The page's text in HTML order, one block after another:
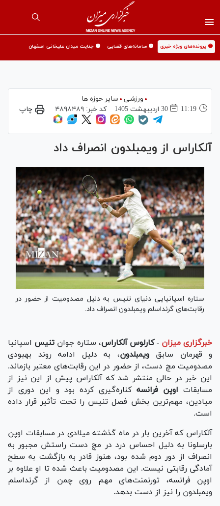
🟡 پرونده‌های ویژه خبری 🟡 سامانه‌های قضایی 🟡 جنایت میدان علیخانی اصفهان
ورزشی
سایر حوزه ها
11:19
30 ارديبهشت 1405 کد خبر:۴۸۹۸۴۸۹ چاپ
آلکاراس از ویمبلدون انصراف داد
ستاره اسپانیایی دنیای تنیس به دلیل مصدومیت از حضور در
رقابت‌های گرنداسلم ویمبلدون انصراف داد.
خبرگزاری میزان - کارلوس آلکاراس، ستاره جوان تنیس اسپانیا
و قهرمان سابقویمبلدون، به دلیل ادامه روند بهبودی
مصدومیت مچ دست، از حضور در این رقابت‌های معتبر بازماند.
این خبر در حالی منتشر شد که آلکاراس پیش از این نیز از
مسابقات اوپن فرانسه کناره‌گیری کرده بود و این دوری از
میادین، مهم‌ترین بخش فصل تنیس را تحت تأثیر قرار داده
است.
آلکاراس که آخرین بار در ماه گذشته میلادی در مسابقات اوپن
بارسلونا به دلیل احساس درد در مچ دست راستش مجبور به
انصراف از دور دوم شده بود، هنوز قادر به بازگشت به سطح
آمادگی رقابتی نیست. این مصدومیت باعث شده تا او علاوه بر
اوپن فرانسه، تورنمنت‌های مهم روی چمن از گرنداسلم
ویمبلدون را نیز از دست بدهد.